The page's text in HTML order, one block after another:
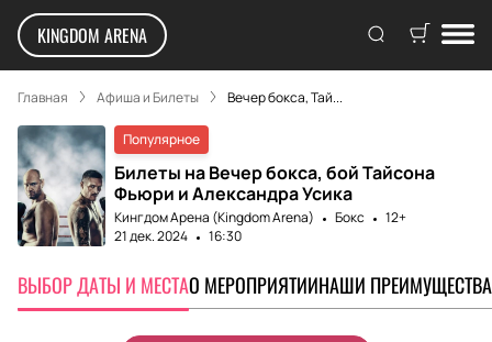
KINGDOM ARENA
Главная Афиша и Билеты Вечер бокса, Тай...
Популярное
Билеты на Вечер бокса, бой Тайсона
Фьюри и Александра Усика
Кингдом Арена (Kingdom Arena) Бокс
12+
21 дек. 2024
16:30
ВЫБОР ДАТЫ И МЕСТАО МЕРОПРИЯТИИНАШИ ПРЕИМУЩЕСТВА